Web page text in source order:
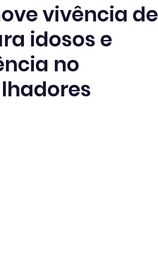
vivência de
idosos e
no